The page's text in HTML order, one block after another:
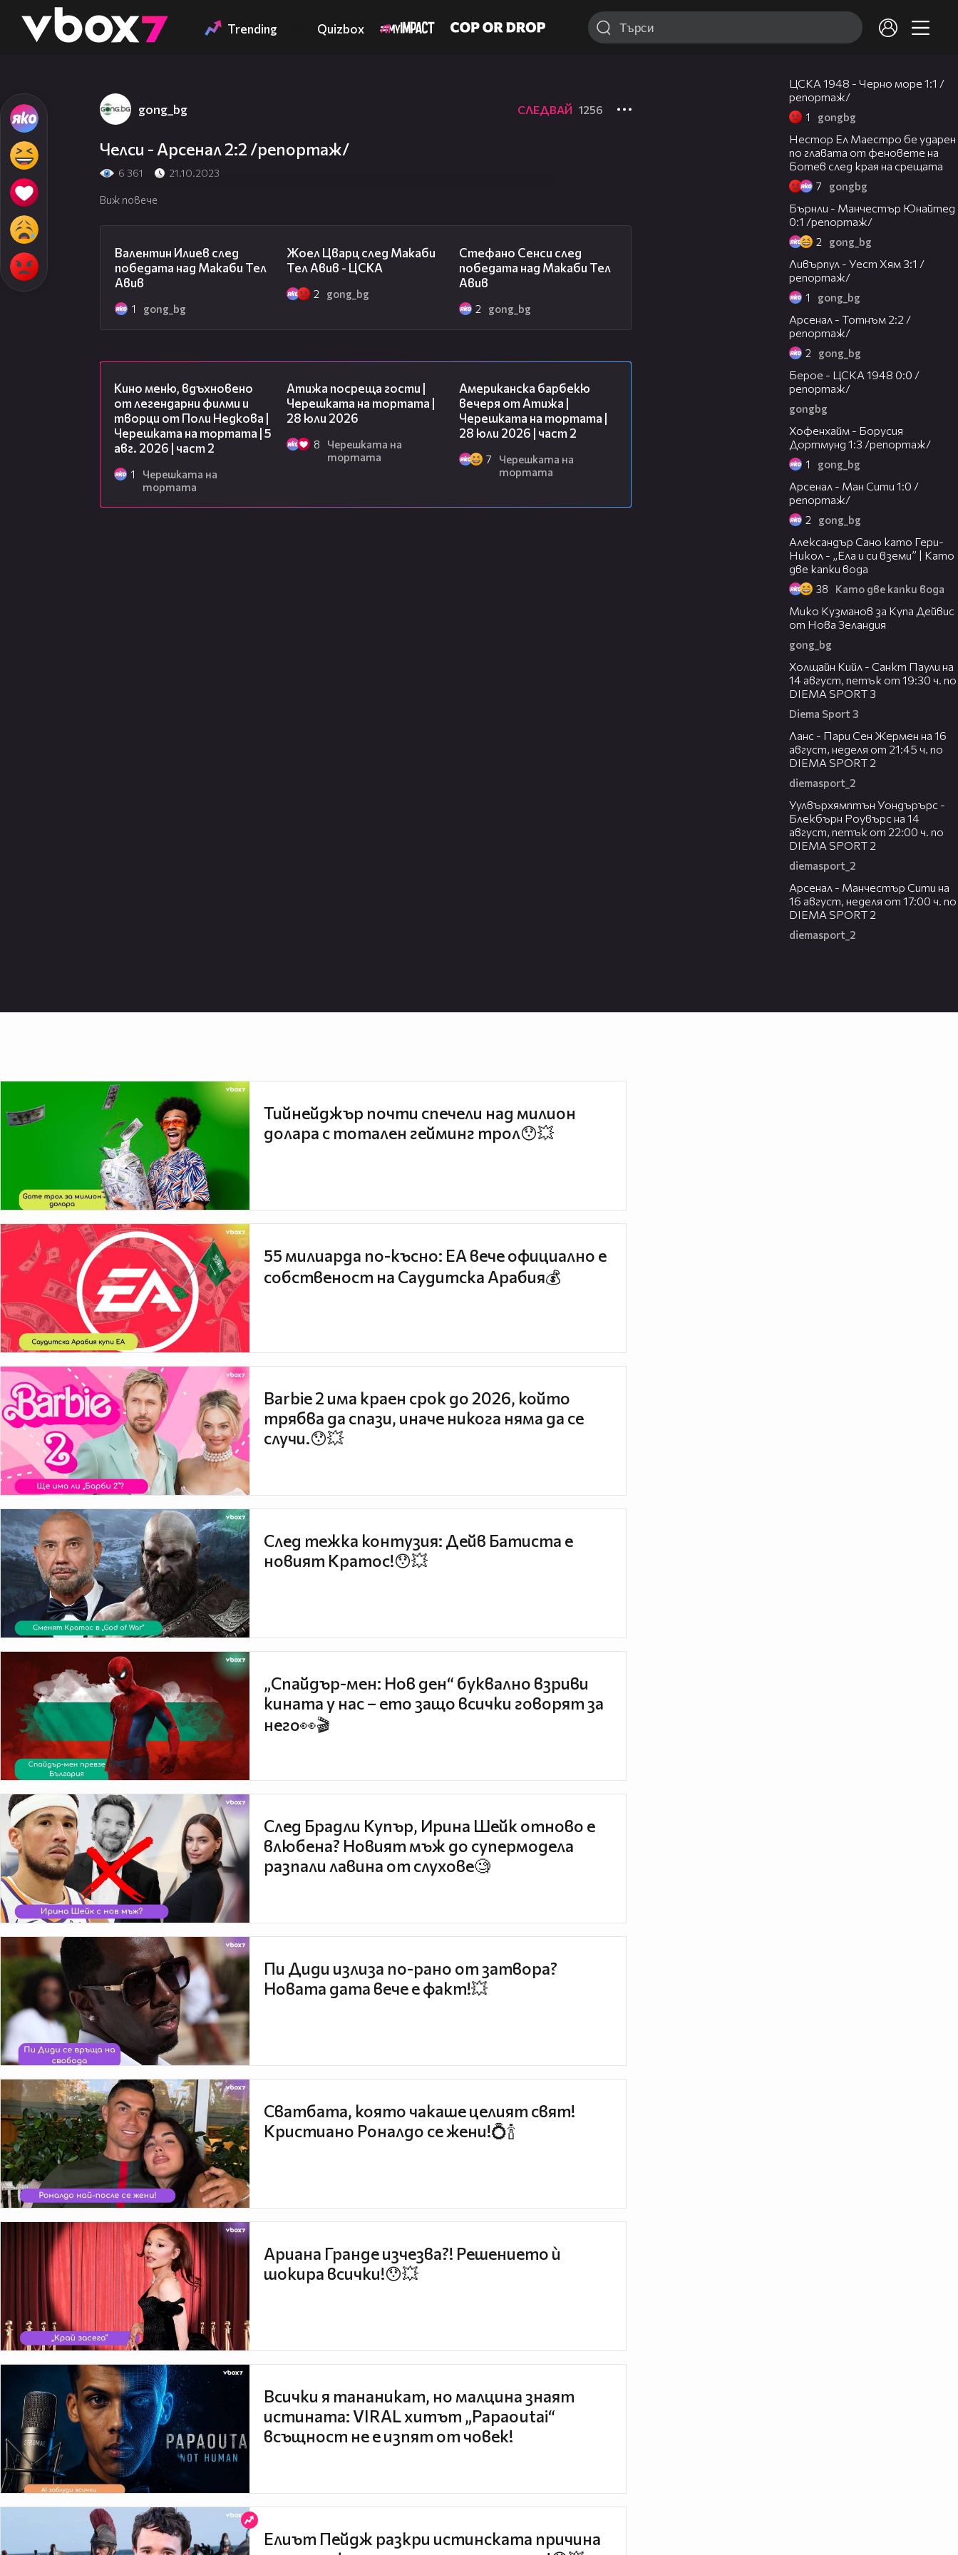
👾 Trending Quizbox
gong_bg СЛЕДВАЙ 1256
Челси - Арсенал 2:2 /репортаж/
6 361 21.10.2023
Виж повече
Валентин Илиев след
победата над Макаби Тел
Авив
1 gong_bg
Жоел Цварц след Макаби
Тел Авив - ЦСКА
2 gong_bg
Стефано Сенси след
победата над Макаби Тел
Авив
2 gong_bg
Кино меню, вдъхновено
от легендарни филми и
творци от Поли Недкова |
Черешката на тортата | 5
авг. 2026 | част 2
1
Черешката на
тортата
Атижа посреща гости |
Черешката на тортата |
28 юли 2026
8
Черешката на
тортата
Американска барбекю
вечеря от Атижа |
Черешката на тортата |
28 юли 2026 | част 2
7
Черешката на
тортата
ЦСКА 1948 - Черно море 1:1 /
репортаж/
1 gongbg
Нестор Ел Маестро бе ударен
по главата от феновете на
Ботев след края на срещата
7 gongbg
Бърнли - Манчестър Юнайтед
0:1 /репортаж/
2 gong_bg
Ливърпул - Уест Хям 3:1 /
репортаж/
1 gong_bg
Арсенал - Тотнъм 2:2 /
репортаж/
2 gong_bg
Берое - ЦСКА 1948 0:0 /
репортаж/
gongbg
Хофенхайм - Борусия
Дортмунд 1:3 /репортаж/
1 gong_bg
Арсенал - Ман Сити 1:0 /
репортаж/
2 gong_bg
Александър Сано като Гери-
Никол - „Ела и си вземи” | Като
две капки вода
38 Като две капки вода
Мико Кузманов за Купа Дейвис
от Нова Зеландия
gong_bg
Холщайн Кийл - Санкт Паули на
14 август, петък от 19:30 ч. по
DIEMA SPORT 3
Diema Sport 3
Ланс - Пари Сен Жермен на 16
август, неделя от 21:45 ч. по
DIEMA SPORT 2
diemasport_2
Уулвърхямптън Уондърърс -
Блекбърн Роувърс на 14
август, петък от 22:00 ч. по
DIEMA SPORT 2
diemasport_2
Арсенал - Манчестър Сити на
16 август, неделя от 17:00 ч. по
DIEMA SPORT 2
diemasport_2
Тийнейджър почти спечели над милион
долара с тотален гейминг трол😯💥
55 милиарда по-късно: EA вече официално е
собственост на Саудитска Арабия💰
Barbie 2 има краен срок до 2026, който
трябва да спази, иначе никога няма да се
случи.😯💥
След тежка контузия: Дейв Батиста е
новият Кратос!😯💥
„Спайдър-мен: Нов ден“ буквално взриви
кината у нас – ето защо всички говорят за
него👀🎬
След Брадли Купър, Ирина Шейк отново е
влюбена? Новият мъж до супермодела
разпали лавина от слухове🧐
Пи Диди излиза по-рано от затвора?
Новата дата вече е факт!💥
Сватбата, която чакаше целият свят!
Кристиано Роналдо се жени!💍🍾
Ариана Гранде изчезва?! Решението ѝ
шокира всички!😯💥
Всички я тананикат, но малцина знаят
истината: VIRAL хитът „Papaoutai“
всъщност не е изпят от човек!
Елиът Пейдж разкри истинската причина